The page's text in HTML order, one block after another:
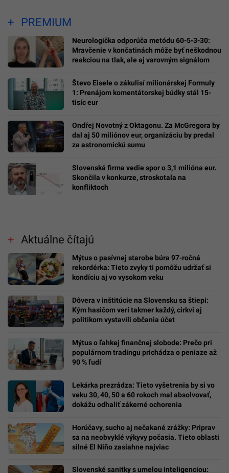
PREMIUM
Neurologička odporúča metódu 60-5-3-30:
Mravčenie v končatinách môže byť neškodnou
reakciou na tlak, ale aj varovným signálom
Števo Eisele o zákulisí milionárskej Formuly
1: Prenájom komentátorskej búdky stál 15-
tisíc eur
Ondřej Novotný z Oktagonu. Za McGregora by
dal aj 50 miliónov eur, organizáciu by predal
za astronomickú sumu
Slovenská firma vedie spor o 3,1 milióna eur.
Skončila v konkurze, stroskotala na
konfliktoch
Aktuálne čítajú
Mýtus o pasívnej starobe búra 97-ročná
rekordérka: Tieto zvyky ti pomôžu udržať si
kondíciu aj vo vysokom veku
Dôvera v inštitúcie na Slovensku sa štiepi:
Kým hasičom verí takmer každý, cirkvi aj
politikom vystavili občania účet
Mýtus o ľahkej finančnej slobode: Prečo pri
populárnom tradingu prichádza o peniaze až
90 % ľudí
Lekárka prezrádza: Tieto vyšetrenia by si vo
veku 30, 40, 50 a 60 rokoch mal absolvovať,
dokážu odhaliť zákerné ochorenia
Horúčavy, sucho aj nečakané zrážky: Priprav
sa na neobvyklé výkyvy počasia. Tieto oblasti
silné El Niño zasiahne najviac
Slovenské sanitky s umelou inteligenciou: